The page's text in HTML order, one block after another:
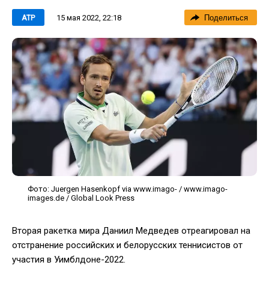
ATP 15 мая 2022, 22:18 Поделиться
Фото: Juergen Hasenkopf via www.imago- / www.imago-
images.de / Global Look Press
Вторая ракетка мира Даниил Медведев отреагировал на
отстранение российских и белорусских теннисистов от
участия в Уимблдоне-2022.